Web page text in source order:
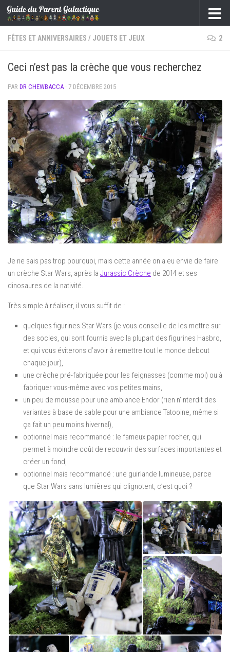
Skip to content
FÊTES ET ANNIVERSAIRES / JOUETS ET JEUX 2
Ceci n’est pas la crèche que vous recherchez
PAR DR CHEWBACCA · 7 DÉCEMBRE 2015
Je ne sais pas trop pourquoi, mais cette année on a eu envie de faire
un crèche Star Wars, après la Jurassic Crèche de 2014 et ses
dinosaures de la nativité.
Très simple à réaliser, il vous suffit de :
quelques figurines Star Wars (je vous conseille de les mettre sur
des socles, qui sont fournis avec la plupart des figurines Hasbro,
et qui vous éviterons d’avoir à remettre tout le monde debout
chaque jour),
une crèche pré-fabriquée pour les feignasses (comme moi) ou à
fabriquer vous-même avec vos petites mains,
un peu de mousse pour une ambiance Endor (rien n’interdit des
variantes à base de sable pour une ambiance Tatooine, même si
ça fait un peu moins hivernal),
optionnel mais recommandé : le fameux papier rocher, qui
permet à moindre coût de recouvrir des surfaces importantes et
créer un fond,
optionnel mais recommandé : une guirlande lumineuse, parce
que Star Wars sans lumières qui clignotent, c’est quoi ?